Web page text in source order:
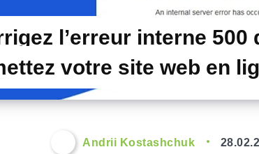
l’erreur interne 500
votre site web en
Andrii Kostashchuk